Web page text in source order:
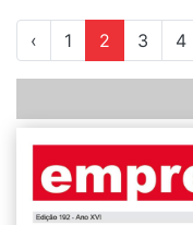
‹ 1 2 3 4